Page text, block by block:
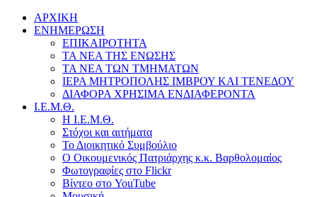
ΑΡΧΙΚΗ
ΕΝΗΜΕΡΩΣΗ
ΕΠΙΚΑΙΡΟΤΗΤΑ
ΤΑ ΝΕΑ ΤΗΣ ΕΝΩΣΗΣ
ΤΑ ΝΕΑ ΤΩΝ ΤΜΗΜΑΤΩΝ
ΙΕΡΑ ΜΗΤΡΟΠΟΛΗΣ ΙΜΒΡΟΥ ΚΑΙ ΤΕΝΕΔΟΥ
ΔΙΑΦΟΡΑ ΧΡΗΣΙΜΑ ΕΝΔΙΑΦΕΡΟΝΤΑ
Ι.Ε.Μ.Θ.
Η Ι.Ε.Μ.Θ.
Στόχοι και αιτήματα
Το Διοικητικό Συμβούλιο
Ο Οικουμενικός Πατριάρχης κ.κ. Βαρθολομαίος
Φωτογραφίες στο Flickr
Βίντεο στο YouTube